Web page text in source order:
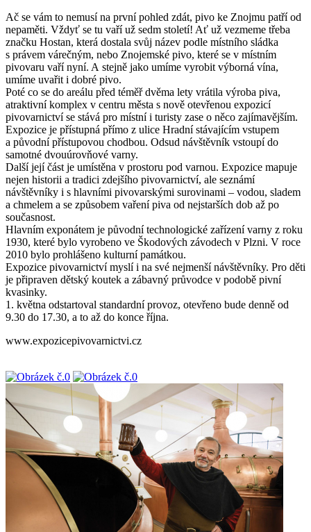
Ač se vám to nemusí na první pohled zdát, pivo ke Znojmu patří od
nepaměti. Vždyť se tu vaří už sedm století! Ať už vezmeme třeba
značku Hostan, která dostala svůj název podle místního sládka
s právem várečným, nebo Znojemské pivo, které se v místním
pivovaru vaří nyní. A stejně jako umíme vyrobit výborná vína,
umíme uvařit i dobré pivo.
Poté co se do areálu před téměř dvěma lety vrátila výroba piva,
atraktivní komplex v centru města s nově otevřenou expozicí
pivovarnictví se stává pro místní i turisty zase o něco zajímavějším.
Expozice je přístupná přímo z ulice Hradní stávajícím vstupem
a původní přístupovou chodbou. Odsud návštěvník vstoupí do
samotné dvouúrovňové varny.
Další její část je umístěna v prostoru pod varnou. Expozice mapuje
nejen historii a tradici zdejšího pivovarnictví, ale seznámí
návštěvníky i s hlavními pivovarskými surovinami – vodou, sladem
a chmelem a se způsobem vaření piva od nejstarších dob až po
současnost.
Hlavním exponátem je původní technologické zařízení varny z roku
1930, které bylo vyrobeno ve Škodových závodech v Plzni. V roce
2010 bylo prohlášeno kulturní památkou.
Expozice pivovarnictví myslí i na své nejmenší návštěvníky. Pro děti
je připraven dětský koutek a zábavný průvodce v podobě pivní
kvasinky.
1. května odstartoval standardní provoz, otevřeno bude denně od
9.30 do 17.30, a to až do konce října.
www.expozicepivovarnictvi.cz